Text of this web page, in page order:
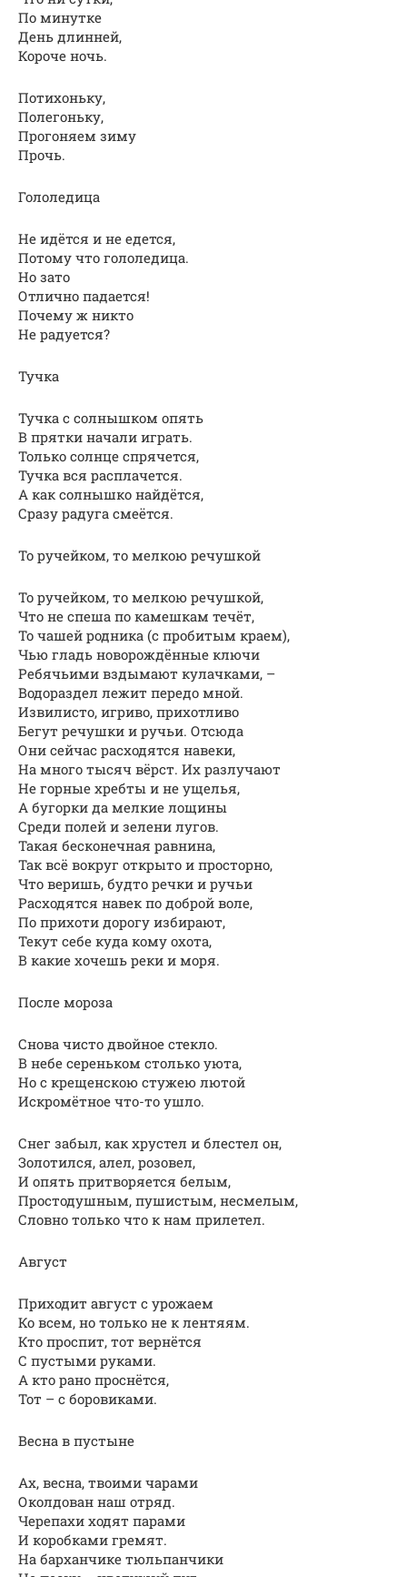
По минутке
День длинней,
Короче ночь.
Потихоньку,
Полегоньку,
Прогоняем зиму
Прочь.
Гололедица
Не идётся и не едется,
Потому что гололедица.
Но зато
Отлично падается!
Почему ж никто
Не радуется?
Тучка
Тучка с солнышком опять
В прятки начали играть.
Только солнце спрячется,
Тучка вся расплачется.
А как солнышко найдётся,
Сразу радуга смеётся.
То ручейком, то мелкою речушкой
То ручейком, то мелкою речушкой,
Что не спеша по камешкам течёт,
То чашей родника (с пробитым краем),
Чью гладь новорождённые ключи
Ребячьими вздымают кулачками, –
Водораздел лежит передо мной.
Извилисто, игриво, прихотливо
Бегут речушки и ручьи. Отсюда
Они сейчас расходятся навеки,
На много тысяч вёрст. Их разлучают
Не горные хребты и не ущелья,
А бугорки да мелкие лощины
Среди полей и зелени лугов.
Такая бесконечная равнина,
Так всё вокруг открыто и просторно,
Что веришь, будто речки и ручьи
Расходятся навек по доброй воле,
По прихоти дорогу избирают,
Текут себе куда кому охота,
В какие хочешь реки и моря.
После мороза
Снова чисто двойное стекло.
В небе сереньком столько уюта,
Но с крещенскою стужею лютой
Искромётное что-то ушло.
Снег забыл, как хрустел и блестел он,
Золотился, алел, розовел,
И опять притворяется белым,
Простодушным, пушистым, несмелым,
Словно только что к нам прилетел.
Август
Приходит август с урожаем
Ко всем, но только не к лентяям.
Кто проспит, тот вернётся
С пустыми руками.
А кто рано проснётся,
Тот – с боровиками.
Весна в пустыне
Ах, весна, твоими чарами
Околдован наш отряд.
Черепахи ходят парами
И коробками гремят.
На барханчике тюльпанчики